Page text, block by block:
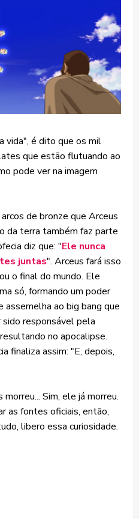
vida", é dito que os mil
que estão flutuando ao
pode ver na imagem
de bronze que Arceus
da terra também faz parte
diz que: "Ele nunca
juntas". Arceus fará isso
o final do mundo. Ele
só, formando um poder
assemelha ao big bang que
responsável pela
no apocalipse.
finaliza assim: "E, depois,
Sim, ele já morreu.
as fontes oficiais, então,
libero essa curiosidade.